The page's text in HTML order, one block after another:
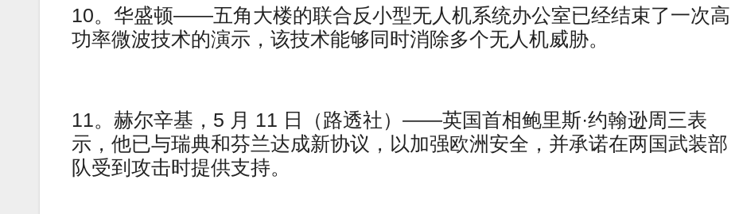
10。华盛顿——五角大楼的联合反小型无人机系统办公室已经结束了一次高
功率微波技术的演示，该技术能够同时消除多个无人机威胁。
11。赫尔辛基，5 月 11 日（路透社）——英国首相鲍里斯·约翰逊周三表
示，他已与瑞典和芬兰达成新协议，以加强欧洲安全，并承诺在两国武装部
队受到攻击时提供支持。